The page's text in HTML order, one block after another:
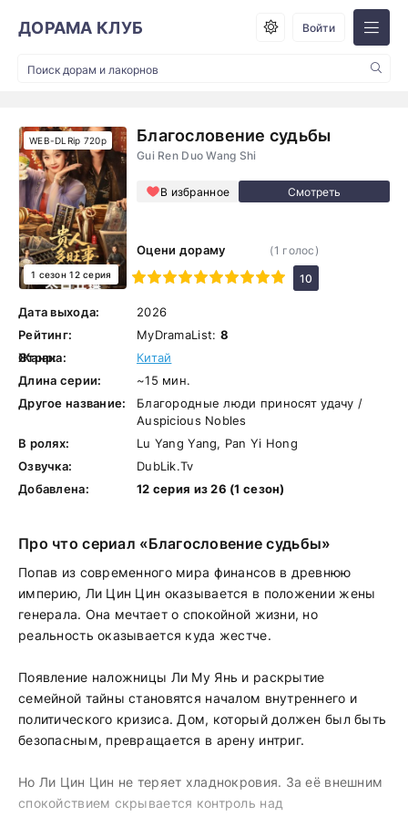
ДОРАМА КЛУБ Войти
Благословение судьбы
Gui Ren Duo Wang Shi
В избранное
WEB-DLRip 720p
1 сезон 12 серия
Оцени дораму
1
2 3 4 5 7 8 9 10
(1 голос)
10
Дата выхода:
2026
Рейтинг:
MyDramaList: 8
Жанр:
Страна:
Китай
Длина серии:
~15 мин.
Другое название:
Благородные люди приносят удачу /
Auspicious Nobles
В ролях:
Lu Yang Yang, Pan Yi Hong
Озвучка:
DubLik.Tv
Добавлена:
12 серия из 26 (1 сезон)
Про что сериал «Благословение судьбы»
Попав из современного мира финансов в древнюю
империю, Ли Цин Цин оказывается в положении жены
генерала. Она мечтает о спокойной жизни, но
реальность оказывается куда жестче.
Появление наложницы Ли Му Янь и раскрытие
семейной тайны становятся началом внутреннего и
политического кризиса. Дом, который должен был быть
безопасным, превращается в арену интриг.
Но Ли Цин Цин не теряет хладнокровия. За её внешним
спокойствием скрывается контроль над